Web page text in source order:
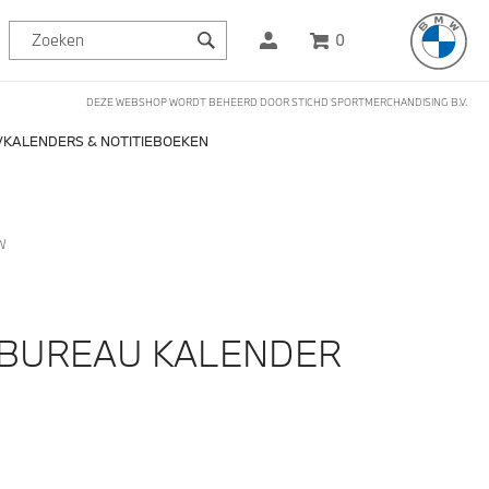
0
DEZE WEBSHOP WORDT BEHEERD DOOR STICHD SPORTMERCHANDISING B.V.
KALENDERS & NOTITIEBOEKEN
KALENDER